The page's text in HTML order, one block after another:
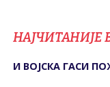
НАЈЧИТАНИЈЕ
И ВОЈСКА ГАСИ